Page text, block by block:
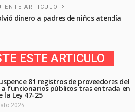
ARTICULO
dinero a padres de niños atendía
ESTE ARTICULO
81 registros de proveedores del
a funcionarios públicos tras entrada en
la Ley 47-25
2026